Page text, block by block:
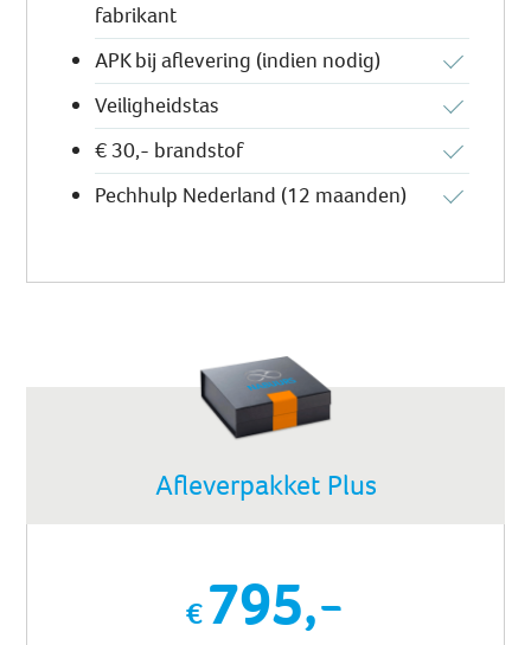
fabrikant
APK bij aflevering (indien nodig)
Veiligheidstas
€ 30,- brandstof
Pechhulp Nederland (12 maanden)
Afleverpakket Plus
795,-